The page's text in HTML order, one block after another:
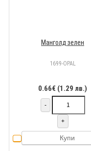
Манголд зелен
1699-OPAL
0.66€ (1.29 лв.)
-
+
Купи